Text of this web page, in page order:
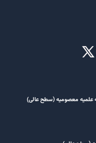
معصومیه‌ (سطح عالی)